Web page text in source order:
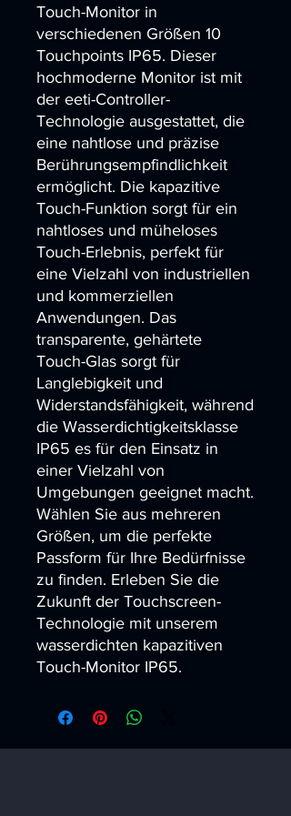
Touch-Monitor in
verschiedenen Größen 10
Touchpoints IP65. Dieser
hochmoderne Monitor ist mit
der eeti-Controller-
Technologie ausgestattet, die
eine nahtlose und präzise
Berührungsempfindlichkeit
ermöglicht. Die kapazitive
Touch-Funktion sorgt für ein
nahtloses und müheloses
Touch-Erlebnis, perfekt für
eine Vielzahl von industriellen
und kommerziellen
Anwendungen. Das
transparente, gehärtete
Touch-Glas sorgt für
Langlebigkeit und
Widerstandsfähigkeit, während
die Wasserdichtigkeitsklasse
IP65 es für den Einsatz in
einer Vielzahl von
Umgebungen geeignet macht.
Wählen Sie aus mehreren
Größen, um die perfekte
Passform für Ihre Bedürfnisse
zu finden. Erleben Sie die
Zukunft der Touchscreen-
Technologie mit unserem
wasserdichten kapazitiven
Touch-Monitor IP65.